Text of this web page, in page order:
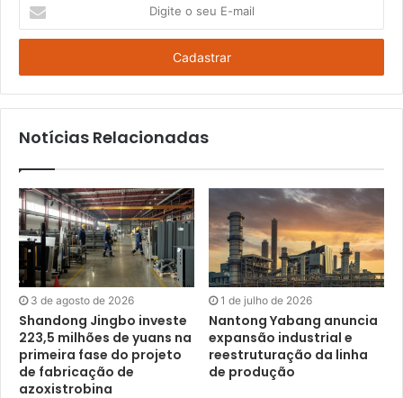
seu
mail
Notícias Relacionadas
3 de agosto de 2026
Shandong Jingbo investe
223,5 milhões de yuans na
primeira fase do projeto
de fabricação de
azoxistrobina
1 de julho de 2026
Nantong Yabang anuncia
expansão industrial e
reestruturação da linha
de produção